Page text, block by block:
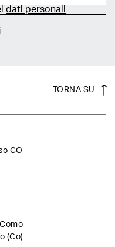
dati personali
TORNA SU
CO
(Co)